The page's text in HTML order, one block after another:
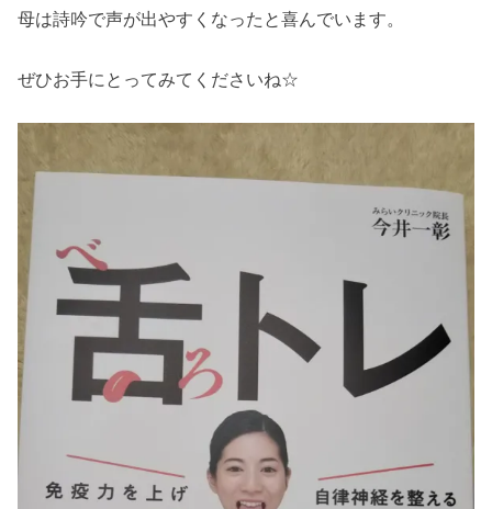
母は詩吟で声が出やすくなったと喜んでいます。
ぜひお手にとってみてくださいね☆